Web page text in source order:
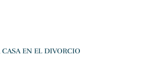
CASA EN EL DIVORCIO